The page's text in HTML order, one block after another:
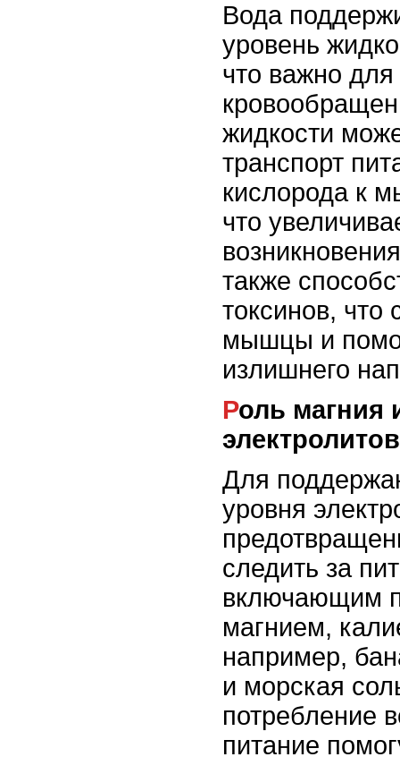
Вода
уровень
что важно
жидкости
транспорт
кислорода к
что
также
токсинов, что
мышцы и
излишнего
Роль магния и других
электролитов
Для
уровня
следить за
включающим
магнием,
например,
и морская
потребление
питание